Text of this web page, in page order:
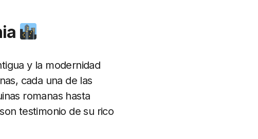
y la modernidad
cada una de las
romanas hasta
testimonio de su rico